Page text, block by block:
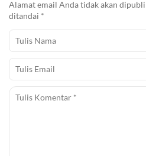
Alamat email Anda tidak akan
ditandai *